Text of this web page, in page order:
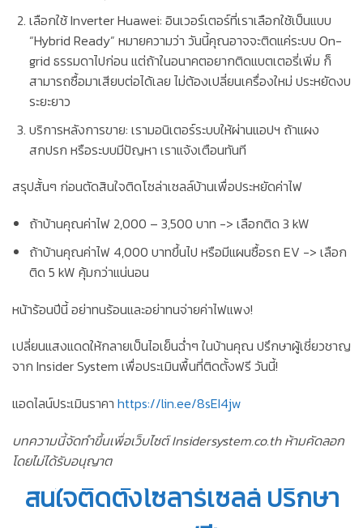
เลือกใช้ Inverter Huawei: อินเวอร์เตอร์ที่เราเลือกใช้เป็นแบบ
“Hybrid Ready” หมายความว่า วันนี้คุณอาจจะติดแค่ระบบ On-
grid ธรรมดาไปก่อน แต่ถ้าในอนาคตอยากติดแบตเตอรี่เพิ่ม ก็
สามารถซื้อมาเสียบต่อได้เลย ไม่ต้องเปลี่ยนเครื่องใหม่ ประหยัดงบ
ระยะยาว
บริการหลังการขาย: เรามอนิเตอร์ระบบให้ผ่านแอปฯ ถ้าแผง
สกปรก หรือระบบมีปัญหา เราแจ้งเตือนทันที
สรุปสั้นๆ ก่อนตัดสินใจติดโซล่าเซลล์บ้านเพื่อประหยัดค่าไฟ
ถ้าบ้านคุณค่าไฟ 2,000 – 3,500 บาท -> เลือกติด 3 kW
ถ้าบ้านคุณค่าไฟ 4,000 บาทขึ้นไป หรือมีแผนซื้อรถ EV -> เลือก
ติด 5 kW คุ้มกว่าแน่นอน
หน้าร้อนปีนี้ อย่าทนร้อนและอย่าทนจ่ายค่าไฟแพง!
เปลี่ยนแสงแดดให้กลายเป็นไอเย็นฉ่ำๆ ในบ้านคุณ ปรึกษาผู้เชี่ยวชาญ
จาก Insider System เพื่อประเมินพื้นที่ติดตั้งฟรี วันนี้!
แอดไลน์ประเมินราคา https://lin.ee/8sEI4jw
บทความนี้จัดทำขึ้นเพื่อเว็บไซต์ Insidersystem.co.th ห้ามคัดลอก
โดยไม่ได้รับอนุญาต
สนใจติดตั้งโซลาร์เซลล์ ปรึกษา